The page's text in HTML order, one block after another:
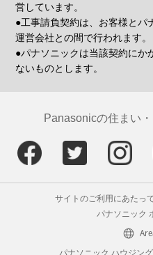
営しています。
●工事請負契約は、お客様とパ
運営会社との間で行われます。
●パナソニックは当該契約にか
ないものとします。
Panasonicの住まい
サイトのご利用にあたっ
パナソニック